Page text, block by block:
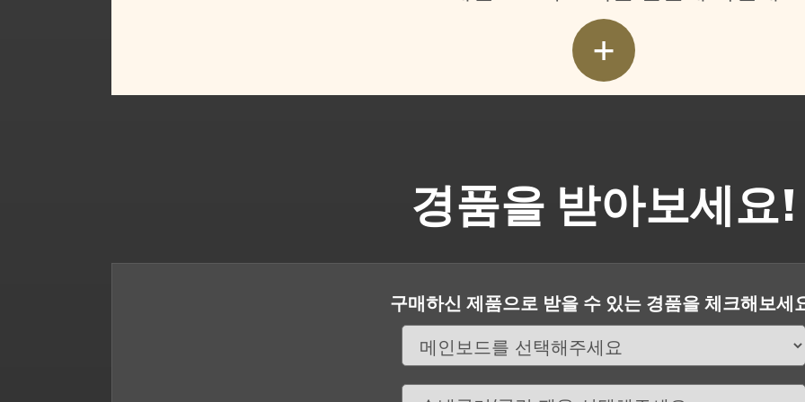
+
경품을 받아보세요!
구매하신 제품으로 받을 수 있는 경품을 체크해보세